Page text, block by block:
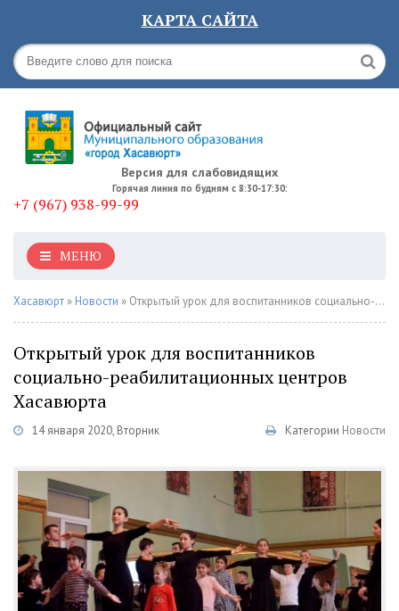
КАРТА САЙТА
Версия для слабовидящих
Горячая линия по будням с 8:30-17:30:
+7 (967) 938-99-99
МЕНЮ
Хасавюрт » Новости » Открытый урок для воспитанников социально-реабилитационных центров Хасавюрта
Открытый урок для воспитанников
социально-реабилитационных центров
Хасавюрта
14 января 2020, Вторник Категории Новости